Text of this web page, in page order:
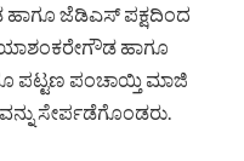
ಜೆಡಿಎಸ್ ಪಕ್ಷದಿಂದ
ಹಾಗೂ
ಪಟ್ಟಣ ಪಂಚಾಯ್ತಿ ಮಾಜಿ
ಸೇರ್ಪಡೆಗೊಂಡರು.